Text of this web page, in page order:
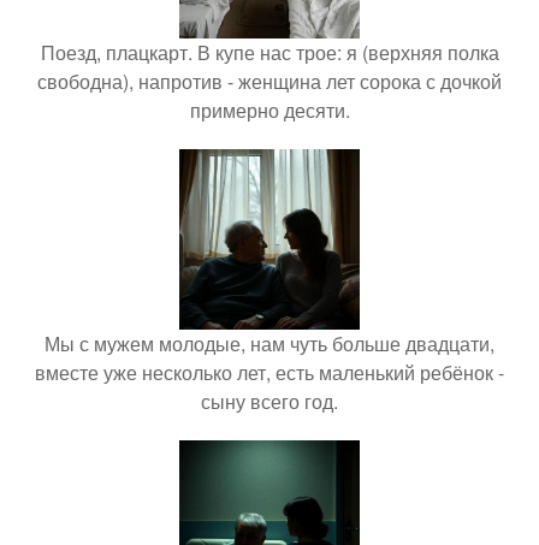
Поезд, плацкарт. В купе нас трое: я (верхняя полка
свободна), напротив - женщина лет сорока с дочкой
примерно десяти.
Мы с мужем молодые, нам чуть больше двадцати,
вместе уже несколько лет, есть маленький ребёнок -
сыну всего год.